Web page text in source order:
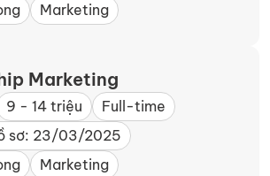
Marketing
Marketing
9 - 14 triệu
Full-time
sơ: 23/03/2025
Marketing